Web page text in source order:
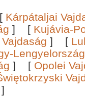
[ Kárpátaljai
] [ Kujávia-
] [
] [ Opolei
]